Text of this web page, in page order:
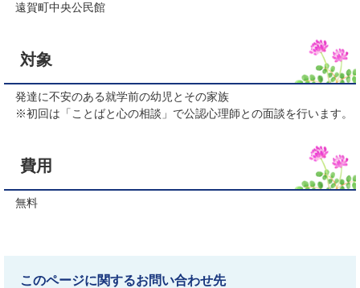
遠賀町中央公民館
対象
発達に不安のある就学前の幼児とその家族
※初回は「ことばと心の相談」で公認心理師との面談を行います。
費用
無料
このページに関するお問い合わせ先